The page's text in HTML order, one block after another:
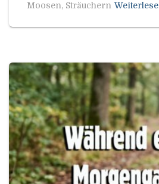
Moosen, Sträuchern